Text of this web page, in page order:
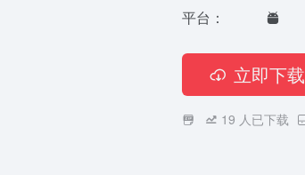
平台：
立即下载
19 人已下载